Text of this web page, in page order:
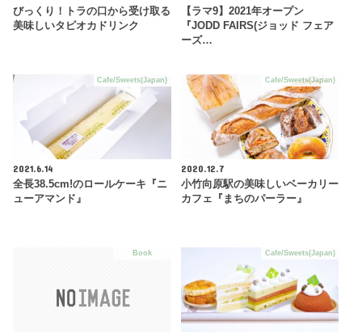
びっくり！トラの口から受け取る
美味しいタピオカドリンク
【ラマ9】2021年オープン
『JODD FAIRS(ジョッド フェア
ーズ…
Cafe/Sweets(Japan)
2021.6.14
全長38.5cm!のロールケーキ『ニ
ューアマンド』
Cafe/Sweets(Japan)
2020.12.7
小竹向原駅の美味しいベーカリー
カフェ『まちのパーラー』
Book Cafe/Sweets(Japan)